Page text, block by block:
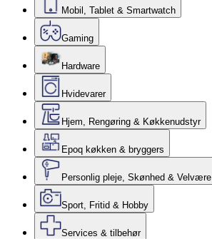
Mobil, Tablet & Smartwatch
Gaming
Hardware
Hvidevarer
Hjem, Rengøring & Køkkenudstyr
Epoq køkken & bryggers
Personlig pleje, Skønhed & Velvære
Sport, Fritid & Hobby
Services & tilbehør